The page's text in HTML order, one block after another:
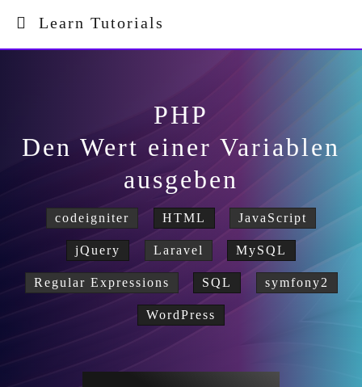
Learn Tutorials
PHP
Den Wert einer Variablen
ausgeben
codeigniter HTML JavaScript
jQuery Laravel MySQL
Regular Expressions SQL symfony2
WordPress